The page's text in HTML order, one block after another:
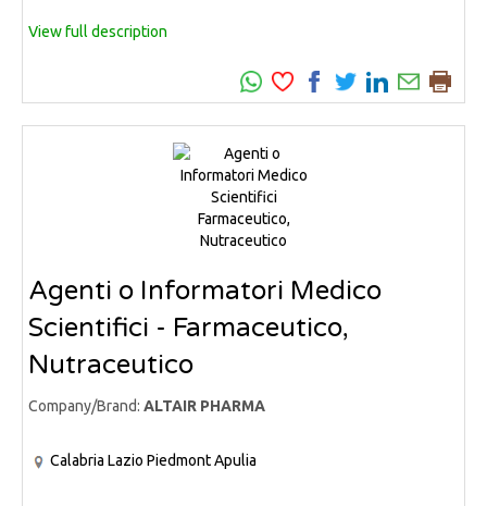
View full description
Agenti o Informatori Medico
Scientifici - Farmaceutico,
Nutraceutico
Company/Brand: ALTAIR PHARMA
Calabria Lazio PiedmontApulia